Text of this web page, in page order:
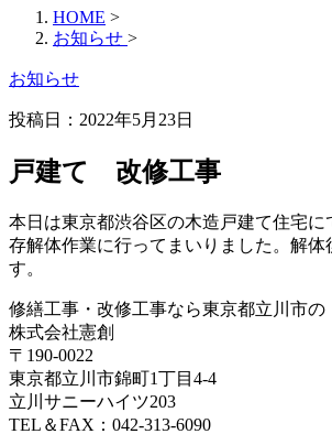
HOME >
お知らせ >
お知らせ
投稿日：2022年5月23日
戸建て 改修工事
本日は東京都渋谷区の木造戸建て住宅に
存解体作業に行ってまいりました。解体
す。
修繕工事・改修工事なら東京都立川市の
株式会社憲創
〒190-0022
東京都立川市錦町1丁目4-4
立川サニーハイツ203
TEL＆FAX：042-313-6090